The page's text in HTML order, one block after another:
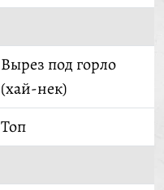
Вырез под горло
(хай-нек)
Топ